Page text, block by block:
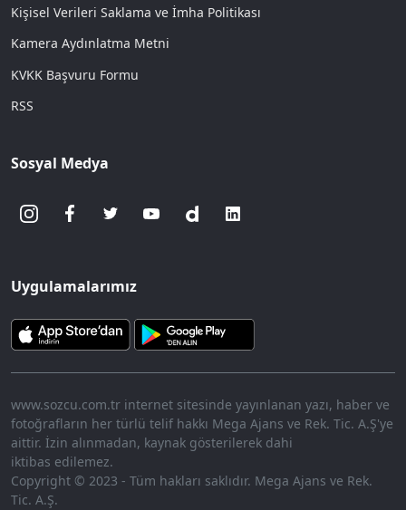
Kişisel Verileri Saklama ve İmha Politikası
Kamera Aydınlatma Metni
KVKK Başvuru Formu
RSS
Sosyal Medya
Uygulamalarımız
www.sozcu.com.tr internet sitesinde yayınlanan yazı, haber ve
fotoğrafların her türlü telif hakkı Mega Ajans ve Rek. Tic. A.Ş'ye
aittir. İzin alınmadan, kaynak gösterilerek dahi
iktibas edilemez.
Copyright © 2023 - Tüm hakları saklıdır. Mega Ajans ve Rek.
Tic. A.Ş.